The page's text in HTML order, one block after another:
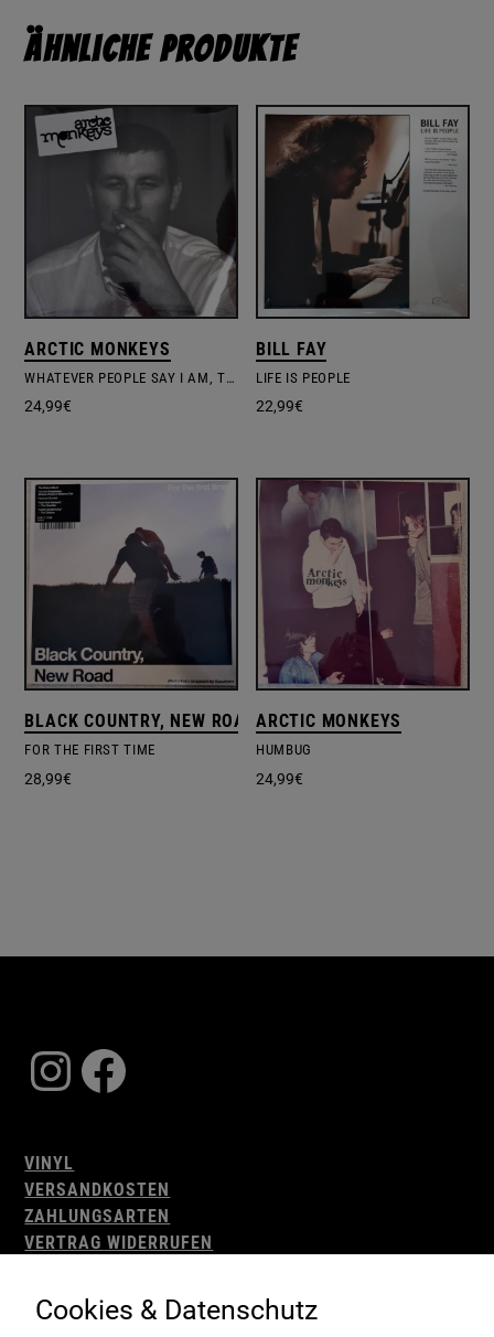
Ähnliche Produkte
ARCTIC MONKEYS
WHATEVER PEOPLE SAY I AM, THAT'S WHAT I'M NOT
24,99€
BILL FAY
LIFE IS PEOPLE
22,99€
BLACK COUNTRY, NEW ROAD
FOR THE FIRST TIME
28,99€
ARCTIC MONKEYS
HUMBUG
24,99€
Instagram
Facebook
VINYL
VERSANDKOSTEN
ZAHLUNGSARTEN
VERTRAG WIDERRUFEN
WIDERRUFSBELEHRUNG
IMPRESSUM
Cookies & Datenschutz